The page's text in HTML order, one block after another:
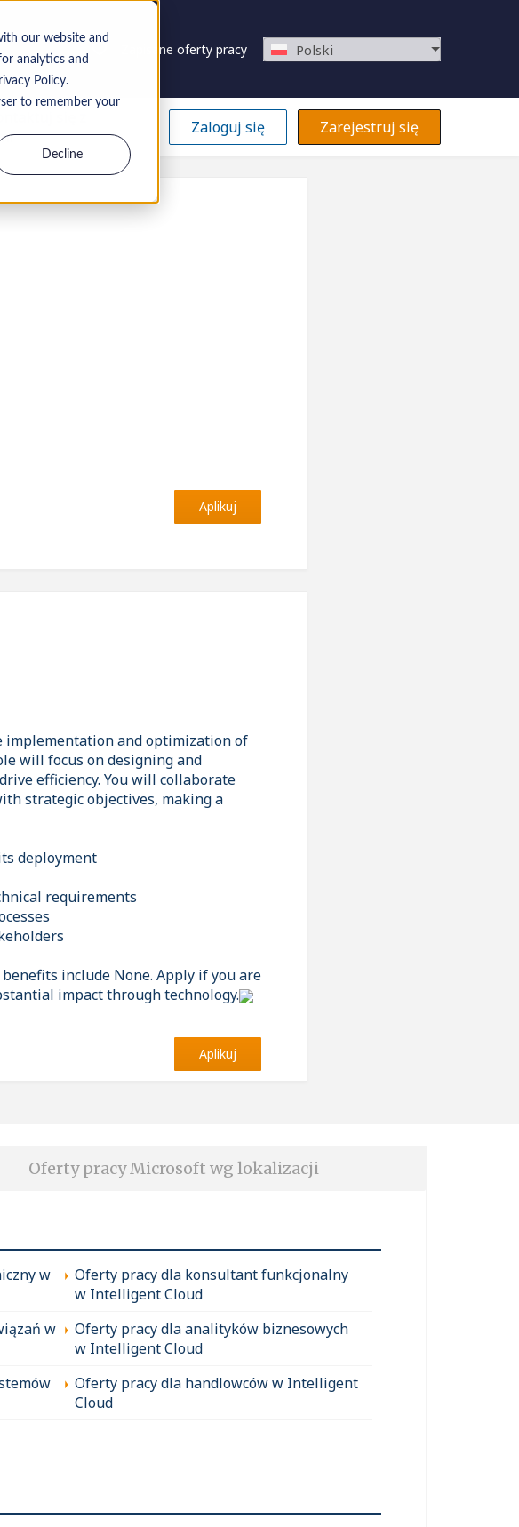
our website and
analytics and
Policy.
to remember your
Decline
Zapisane oferty pracy Polski
Zaloguj się Zarejestruj się
Aplikuj
implementation and optimization of
will focus on designing and
efficiency. You will collaborate
strategic objectives, making a
deployment
requirements
include None. Apply if you are
impact through technology.
Aplikuj
Oferty pracy Microsoft wg lokalizacji
w
Oferty pracy dla konsultant funkcjonalny
w Intelligent Cloud
w
Oferty pracy dla analityków biznesowych
w Intelligent Cloud
Oferty pracy dla handlowców w Intelligent
Cloud